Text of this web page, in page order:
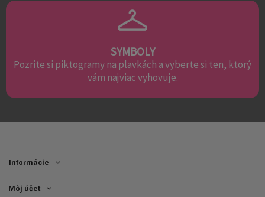
SYMBOLY
Pozrite si piktogramy na plavkách a vyberte si ten, ktorý
vám najviac vyhovuje.
Informácie
Môj účet